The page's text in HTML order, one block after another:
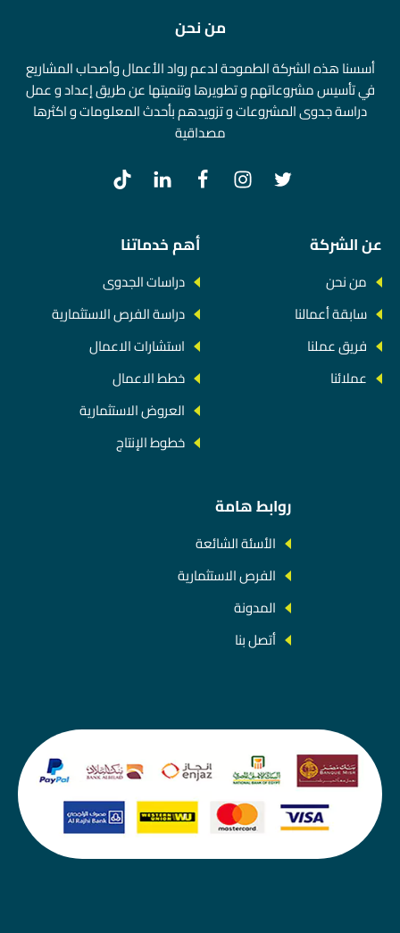
من نحن
أسسنا هذه الشركة الطموحة لدعم رواد الأعمال وأصحاب المشاريع
في تأسيس مشروعاتهم و تطويرها وتنميتها عن طريق إعداد و عمل
دراسة جدوى المشروعات و تزويدهم بأحدث المعلومات و اكثرها
مصداقية
عن الشركة
من نحن
سابقة أعمالنا
فريق عملنا
عملائنا
أهم خدماتنا
دراسات الجدوى
دراسة الفرص الاستثمارية
استشارات الاعمال
خطط الاعمال
العروض الاستثمارية
خطوط الإنتاج
روابط هامة
الأسئة الشائعة
الفرص الاستثمارية
المدونة
أتصل بنا